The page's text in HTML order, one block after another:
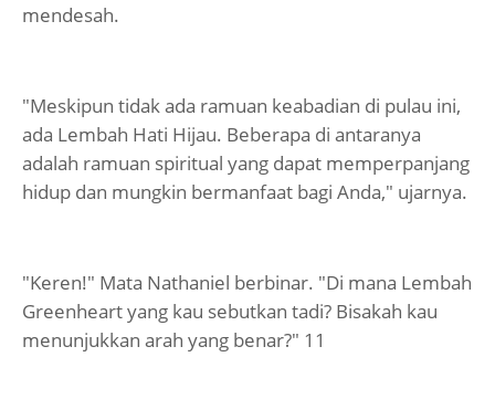
mendesah.
"Meskipun tidak ada ramuan keabadian di pulau ini,
ada Lembah Hati Hijau. Beberapa di antaranya
adalah ramuan spiritual yang dapat memperpanjang
hidup dan mungkin bermanfaat bagi Anda," ujarnya.
"Keren!" Mata Nathaniel berbinar. "Di mana Lembah
Greenheart yang kau sebutkan tadi? Bisakah kau
menunjukkan arah yang benar?" 11